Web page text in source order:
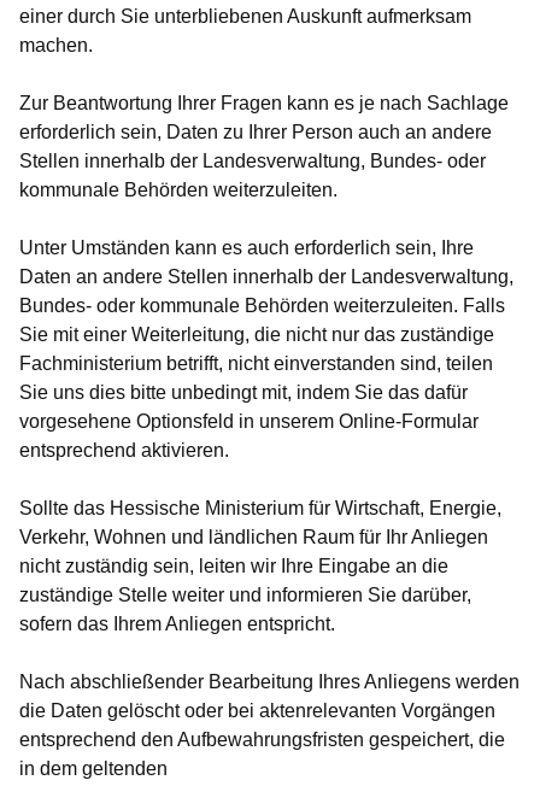
einer durch Sie unterbliebenen Auskunft aufmerksam
machen.
Zur Beantwortung Ihrer Fragen kann es je nach Sachlage
erforderlich sein, Daten zu Ihrer Person auch an andere
Stellen innerhalb der Landesverwaltung, Bundes- oder
kommunale Behörden weiterzuleiten.
Unter Umständen kann es auch erforderlich sein, Ihre
Daten an andere Stellen innerhalb der Landesverwaltung,
Bundes- oder kommunale Behörden weiterzuleiten. Falls
Sie mit einer Weiterleitung, die nicht nur das zuständige
Fachministerium betrifft, nicht einverstanden sind, teilen
Sie uns dies bitte unbedingt mit, indem Sie das dafür
vorgesehene Optionsfeld in unserem Online-Formular
entsprechend aktivieren.
Sollte das Hessische Ministerium für Wirtschaft, Energie,
Verkehr, Wohnen und ländlichen Raum für Ihr Anliegen
nicht zuständig sein, leiten wir Ihre Eingabe an die
zuständige Stelle weiter und informieren Sie darüber,
sofern das Ihrem Anliegen entspricht.
Nach abschließender Bearbeitung Ihres Anliegens werden
die Daten gelöscht oder bei aktenrelevanten Vorgängen
entsprechend den Aufbewahrungsfristen gespeichert, die
in dem geltenden